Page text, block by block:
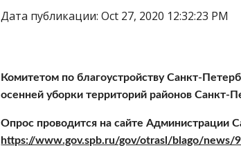
Дата публикации: Oct 27, 2020 12:32:23 PM
Комитетом по благоустройству Санкт-
осенней уборки территорий районов Санкт-
https://www.gov.spb.ru/gov/otrasl/blago/news/